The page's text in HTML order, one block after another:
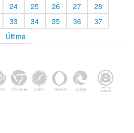
24 25 26 27
28
33 34 35 36
37
Última